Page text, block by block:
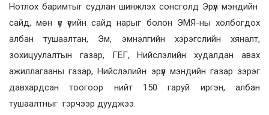
Нотлох баримтыг судлан шинжлэх сонсголд Эрүүл мэндийн
сайд, мөн үе үеийн сайд нарыг болон ЭМЯ-ны холбогдох
албан тушаалтан, Эм, эмнэлгийн хэрэгслийн хяналт,
зохицуулалтын газар, ГЕГ, Нийслэлийн худалдан авах
ажиллагааны газар, Нийслэлийн эрүүл мэндийн газар зэрэг
давхардсан тоогоор нийт 150 гаруй иргэн, албан
тушаалтныг гэрчээр дууджээ.